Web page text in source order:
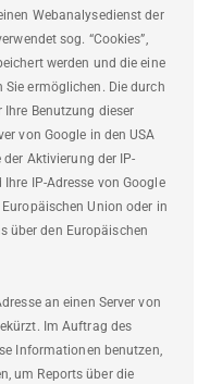
Webanalysedienst der
sog. “Cookies”,
werden und die eine
Sie ermöglichen. Die durch
Benutzung dieser
von Google in den USA
Aktivierung der IP-
IP-Adresse von Google
Union oder in
über den Europäischen
an einen Server von
Im Auftrag des
Informationen benutzen,
um Reports über die